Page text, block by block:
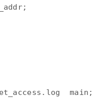
main;